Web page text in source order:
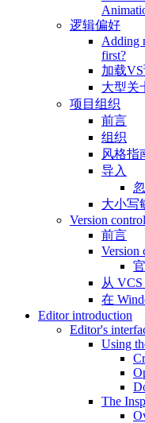
逻辑偏好
Adding
first?
加载
大型关
项目组织
前言
组织
风格指
导入
大小写
Version
前言
Version
从
在
Editor introduction
Editor's
Using
The